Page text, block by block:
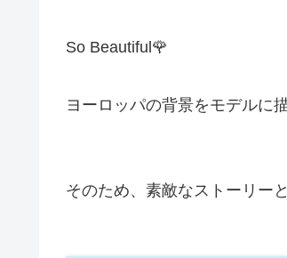
So Beautiful🌹
ヨーロッパの背景をモデルに
そのため、素敵なストーリー